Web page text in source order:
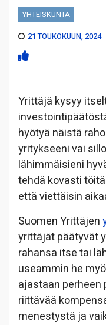
YHTEISKUNTA
21 TOUKOKUUN, 2024
Yrittäjä kysyy
hyötyä näistä
yritykseeni vai
lähimmäisieni
tehdä kovasti
että viettäisin
Suomen Yrittäjen
yrittäjät päätyvät
rahansa itse tai
useammin he
ajastaan perheen
riittävää
menestystä ja